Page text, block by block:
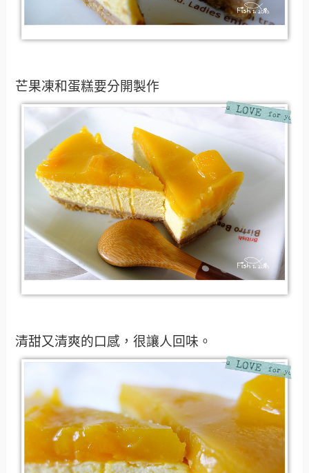
芒果凍和蛋糕要分開製作
清甜又清爽的口感，很讓人回味。